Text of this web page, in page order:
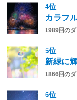
4位
カラフ
1989回の
5位
新緑に
1866回の
6位